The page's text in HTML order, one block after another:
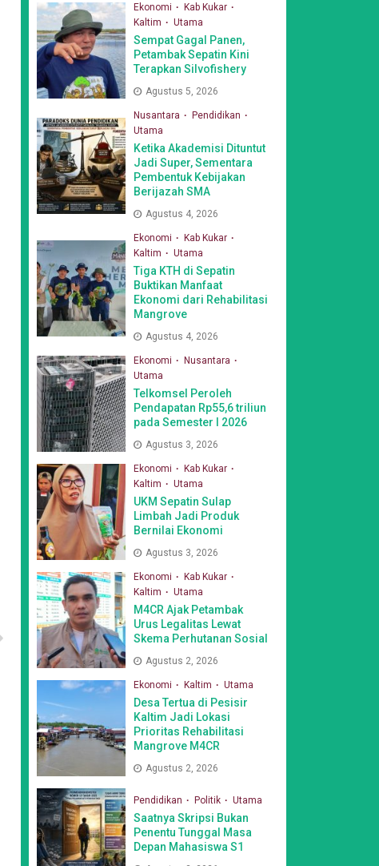
Ekonomi
Kab Kukar
Kaltim
Utama
Sempat Gagal Panen,
Petambak Sepatin Kini
Terapkan Silvofishery
Agustus 5, 2026
Nusantara
Pendidikan
Utama
Ketika Akademisi Dituntut
Jadi Super, Sementara
Pembentuk Kebijakan
Berijazah SMA
Agustus 4, 2026
Ekonomi
Kab Kukar
Kaltim
Utama
Tiga KTH di Sepatin
Buktikan Manfaat
Ekonomi dari Rehabilitasi
Mangrove
Agustus 4, 2026
Ekonomi
Nusantara
Utama
Telkomsel Peroleh
Pendapatan Rp55,6 triliun
pada Semester I 2026
Agustus 3, 2026
Ekonomi
Kab Kukar
Kaltim
Utama
UKM Sepatin Sulap
Limbah Jadi Produk
Bernilai Ekonomi
Agustus 3, 2026
Ekonomi
Kab Kukar
Kaltim
Utama
M4CR Ajak Petambak
Urus Legalitas Lewat
Skema Perhutanan Sosial
Agustus 2, 2026
Ekonomi Kaltim Utama
Desa Tertua di Pesisir
Kaltim Jadi Lokasi
Prioritas Rehabilitasi
Mangrove M4CR
Agustus 2, 2026
Pendidikan Politik Utama
Saatnya Skripsi Bukan
Penentu Tunggal Masa
Depan Mahasiswa S1